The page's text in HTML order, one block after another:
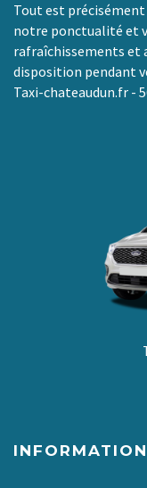
Tout est
notre ponctualité et
rafraîchissements et
disposition pendant
Taxi-chateaudun.fr -